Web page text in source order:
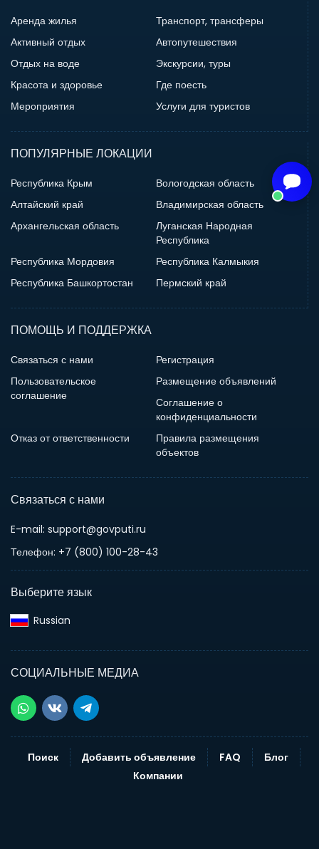
Аренда жилья
Транспорт, трансферы
Активный отдых
Автопутешествия
Отдых на воде
Экскурсии, туры
Красота и здоровье
Где поесть
Мероприятия
Услуги для туристов
ПОПУЛЯРНЫЕ ЛОКАЦИИ
Республика Крым
Вологодская область
Алтайский край
Владимирская область
Архангельская область
Луганская Народная
Республика
Республика Мордовия
Республика Калмыкия
Республика Башкортостан
Пермский край
ПОМОЩЬ И ПОДДЕРЖКА
Связаться с нами
Регистрация
Пользовательское
соглашение
Размещение объявлений
Соглашение о
конфиденциальности
Отказ от ответственности
Правила размещения
объектов
Связаться с нами
E-mail: support@govputi.ru
Телефон: +7 (800) 100-28-43
Выберите язык
Russian‎
СОЦИАЛЬНЫЕ МЕДИА
Поиск Добавить объявление FAQ
Блог
Компании